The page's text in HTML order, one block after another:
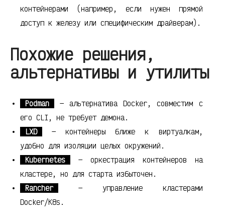
контейнерами (например, если нужен прямой
доступ к железу или специфическим драйверам).
Похожие решения,
альтернативы и утилиты
Podman
— альтернатива Docker, совместим с
его CLI, не требует демона.
LXD
— контейнеры ближе к виртуалкам,
удобно для изоляции целых окружений.
Kubernetes
— оркестрация контейнеров на
кластере, но для старта избыточен.
Rancher
— управление кластерами
Docker/K8s.